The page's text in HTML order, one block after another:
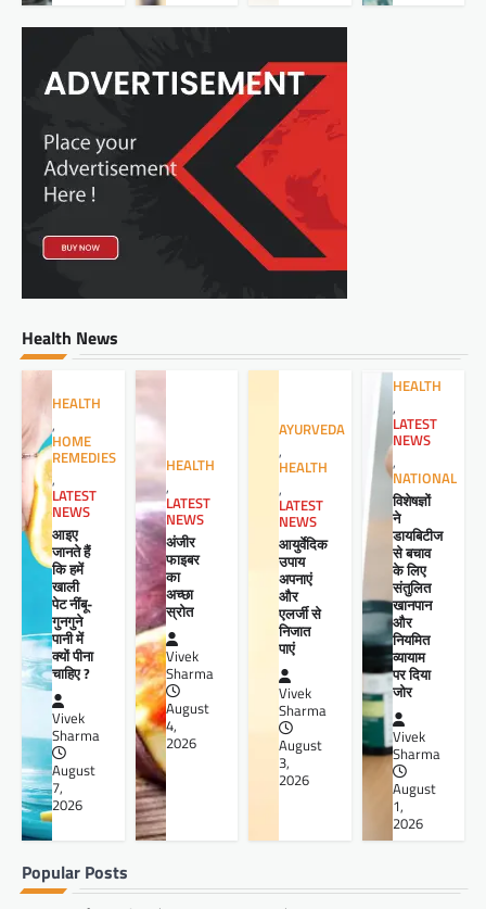
Health News
HEALTH
,
HOME
REMEDIES
,
LATEST
NEWS
आइए
जानते हैं
कि हमें
खाली
पेट नींबू-
गुनगुने
पानी में
क्यों पीना
चाहिए ?
Vivek
Sharma
August
7,
2026
HEALTH
,
LATEST
NEWS
अंजीर
फाइबर
का
अच्छा
स्रोत
Vivek
Sharma
August
4,
2026
AYURVEDA
,
HEALTH
,
LATEST
NEWS
आयुर्वेदिक
उपाय
अपनाएं
और
एलर्जी से
निजात
पाएं
Vivek
Sharma
August
3,
2026
HEALTH
,
LATEST
NEWS
,
NATIONAL
विशेषज्ञों
ने
डायबिटीज
से बचाव
के लिए
संतुलित
खानपान
और
नियमित
व्यायाम
पर दिया
जोर
Vivek
Sharma
August
1,
2026
Popular Posts